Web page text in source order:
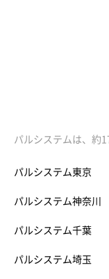
パルシステムは、約
パルシステム東京
パルシステム神奈川
パルシステム千葉
パルシステム埼玉